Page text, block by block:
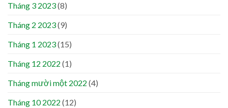
Tháng 3 2023(8)
Tháng 2 2023(9)
Tháng 1 2023(15)
Tháng 12 2022 (1)
Tháng mười một 2022 (4)
Tháng 10 2022 (12)